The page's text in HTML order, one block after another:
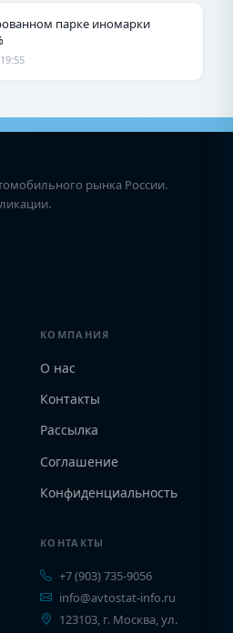
парке иномарки
рынка России.
КОМПАНИЯ
О нас
Контакты
Рассылка
Соглашение
Конфиденциальность
КОНТАКТЫ
+7 (903) 735-9056
info@avtostat-info.ru
123103, г. Москва, ул.